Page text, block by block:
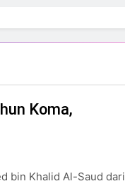
Koma,
bin Khalid Al-Saud dari